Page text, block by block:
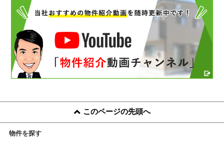
このページの先頭へ
物件を探す